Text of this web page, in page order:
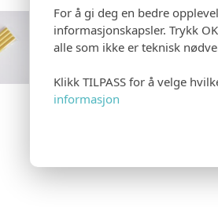
For å gi deg en bedre
informasjonskapsler. Trykk
alle som ikke er teknisk
Klikk TILPASS for å velge
informasjon